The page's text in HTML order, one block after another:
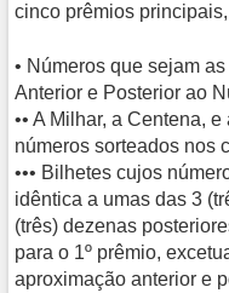
cinco prêmios
• Números que sejam
Anterior e Posterior ao
•• A Milhar, a Centena,
números sorteados nos
••• Bilhetes cujos
idêntica a umas das 3
(três) dezenas
para o 1º prêmio,
aproximação anterior e